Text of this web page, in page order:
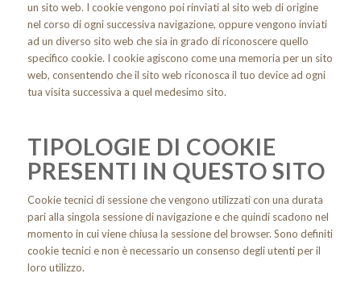
un sito web. I cookie vengono poi rinviati al sito web di origine
nel corso di ogni successiva navigazione, oppure vengono inviati
ad un diverso sito web che sia in grado di riconoscere quello
specifico cookie. I cookie agiscono come una memoria per un sito
web, consentendo che il sito web riconosca il tuo device ad ogni
tua visita successiva a quel medesimo sito.
TIPOLOGIE DI COOKIE
PRESENTI IN QUESTO SITO
Cookie tecnici di sessione che vengono utilizzati con una durata
pari alla singola sessione di navigazione e che quindi scadono nel
momento in cui viene chiusa la sessione del browser. Sono definiti
cookie tecnici e non è necessario un consenso degli utenti per il
loro utilizzo.